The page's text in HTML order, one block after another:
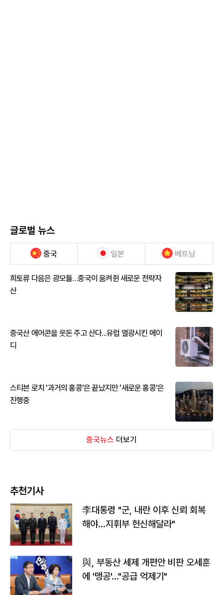
글로벌 뉴스
중국 일본 베트남
희토류 다음은 광모듈…중국이 움켜쥔 새로운 전략자
산
중국산 에어콘을 웃돈 주고 산다...유럽 열광시킨 메이
디
스티븐 로치 '과거의 홍콩'은 끝났지만 '새로운 홍콩'은
진행중
중국뉴스 더보기
추천기사
李대통령 "군, 내란 이후 신뢰 회복
해야…지휘부 헌신해달라"
與, 부동산 세제 개편안 비판 오세훈
에 '맹공'…"공급 억제기"